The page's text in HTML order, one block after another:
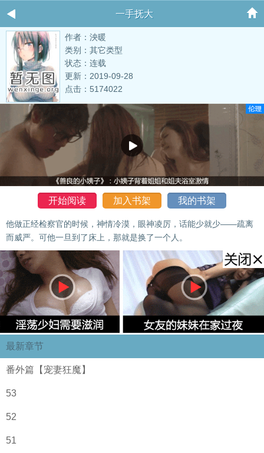
一手抚大
作者：泱暖
类别：其它类型
状态：连载
更新：2019-09-28
点击：5174022
开始阅读 加入书架 我的书架
他做正经检察官的时候，神情冷漠，眼神凌厉，话能少就少——疏离
而威严。可他一旦到了床上，那就是换了一个人。
最新章节
番外篇【宠妻狂魔】
53
52
51